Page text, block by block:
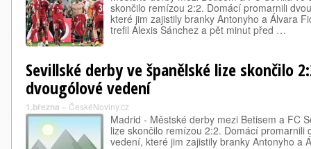
skončilo remízou 2:2. Domácí promarnili
které jim zajistily branky Antonyho a Álvara
trefil Alexis Sánchez a pět minut před …
Sevillské derby ve španělské lize skončilo
dvougólové vedení
1.března » ČeskéNoviny.cz
Madrid - Městské derby mezi Betisem a FC
lize skončilo remízou 2:2. Domácí promarnili
vedení, které jim zajistily branky Antonyho a